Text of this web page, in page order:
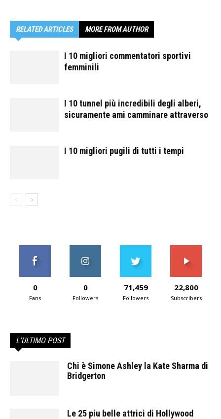
RELATED ARTICLES MORE FROM AUTHOR
I 10 migliori commentatori sportivi
femminili
I 10 tunnel più incredibili degli alberi,
sicuramente ami camminare attraverso
I 10 migliori pugili di tutti i tempi
0
Fans
0
Followers
71,459
Followers
22,800
Subscribers
L'ULTIMO POST
Chi è Simone Ashley la Kate Sharma di
Bridgerton
Le 25 piu belle attrici di Hollywood